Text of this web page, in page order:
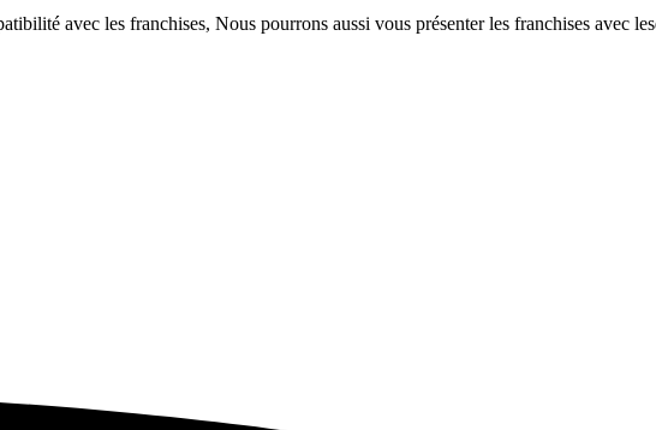
avec les franchises, Nous pourrons aussi vous présenter les franchises avec